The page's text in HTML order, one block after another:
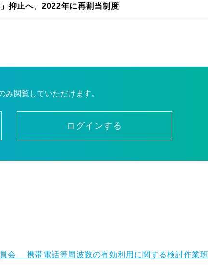
抑止へ、2022年に再割当制度
み閲覧していただけます。
ログインする
携帯電話等周波数の有効利用に関する検討作業班